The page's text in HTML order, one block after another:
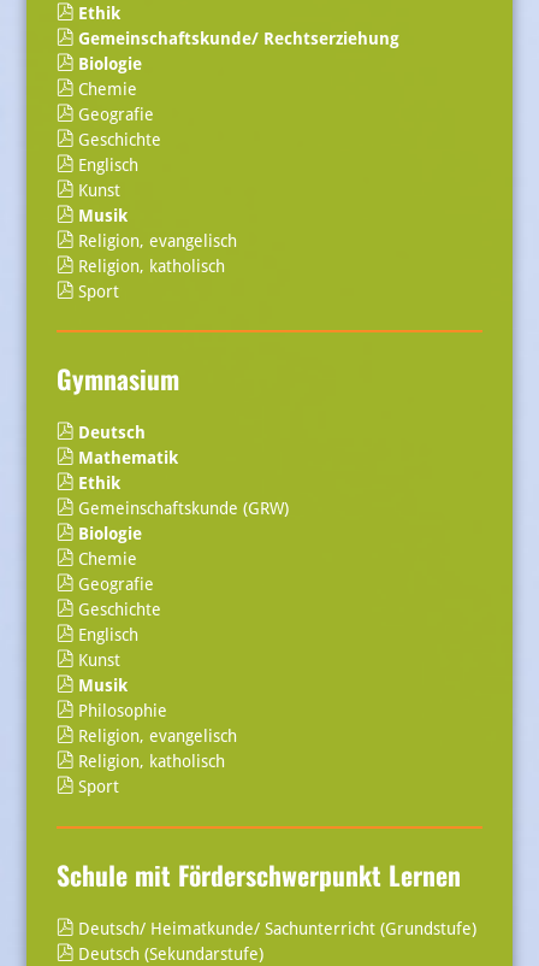
Ethik
Gemeinschaftskunde/ Rechtserziehung
Biologie
Chemie
Geografie
Geschichte
Englisch
Kunst
Musik
Religion, evangelisch
Religion, katholisch
Sport
Gymnasium
Deutsch
Mathematik
Ethik
Gemeinschaftskunde (GRW)
Biologie
Chemie
Geografie
Geschichte
Englisch
Kunst
Musik
Philosophie
Religion, evangelisch
Religion, katholisch
Sport
Schule mit Förderschwerpunkt Lernen
Deutsch/ Heimatkunde/ Sachunterricht (Grundstufe)
Deutsch (Sekundarstufe)